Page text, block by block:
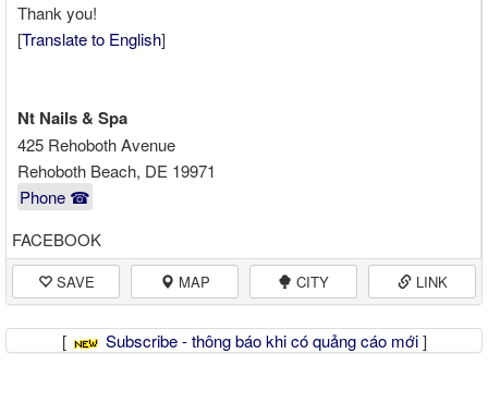
Thank you!
[Translate to English]
Nt Nails & Spa
425 Rehoboth Avenue
Rehoboth Beach, DE 19971
Phone ☎
FACEBOOK
SAVE MAP CITY LINK
[ Subscribe - thông báo khi có quảng cáo mới]